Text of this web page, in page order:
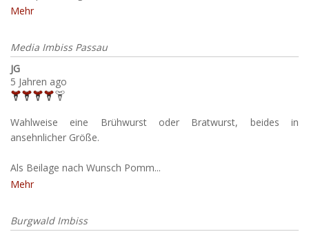
Mehr
Media Imbiss Passau
JG
5 Jahren ago
Wahlweise eine Brühwurst oder Bratwurst, beides in
ansehnlicher Größe.
Als Beilage nach Wunsch Pomm...
Mehr
Burgwald Imbiss